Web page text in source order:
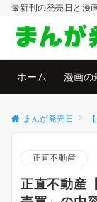
最新刊の発売日と漫
ホーム 漫画の
まんが発売日
正直不動産
正直不動産